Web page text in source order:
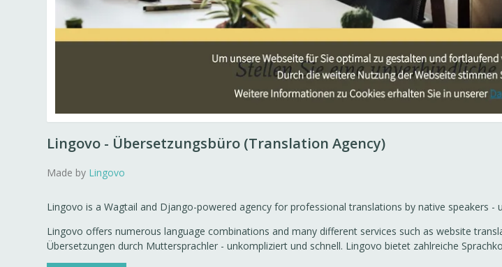
Lingovo - Übersetzungsbüro (Translation Agency)
Made by Lingovo
Lingovo is a Wagtail and Django-powered agency for professional translations by native speakers -
Lingovo offers numerous language combinations and many different services such as website
Übersetzungen durch Muttersprachler - unkompliziert und schnell. Lingovo bietet zahlreiche